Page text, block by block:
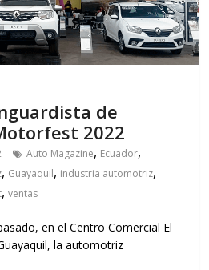
de
2022
Auto Magazine, Ecuador,
, Guayaquil, industria automotriz,
,ventas
en el Centro Comercial El
la automotriz